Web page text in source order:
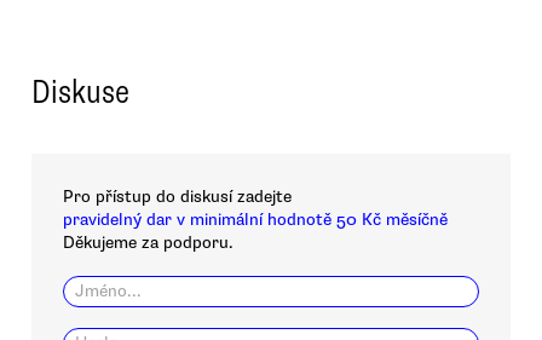
Diskuse
Pro přístup do diskusí zadejte
pravidelný dar v minimální hodnotě 50 Kč měsíčně
Děkujeme za podporu.